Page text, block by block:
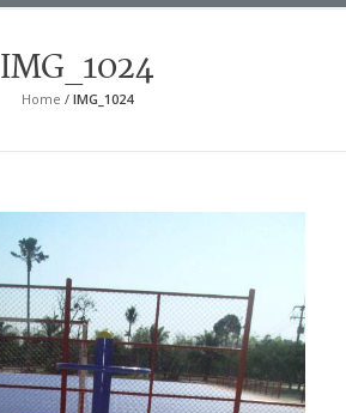
IMG_1024
Home /IMG_1024